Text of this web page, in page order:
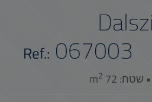
Ref.: 067003
2